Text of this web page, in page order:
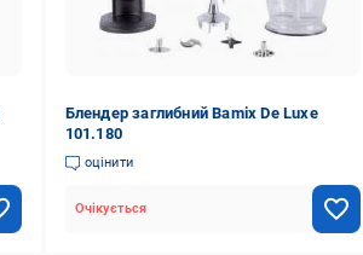
Блендер заглибний Bamix De Luxe
101.180
оцінити
Очікується